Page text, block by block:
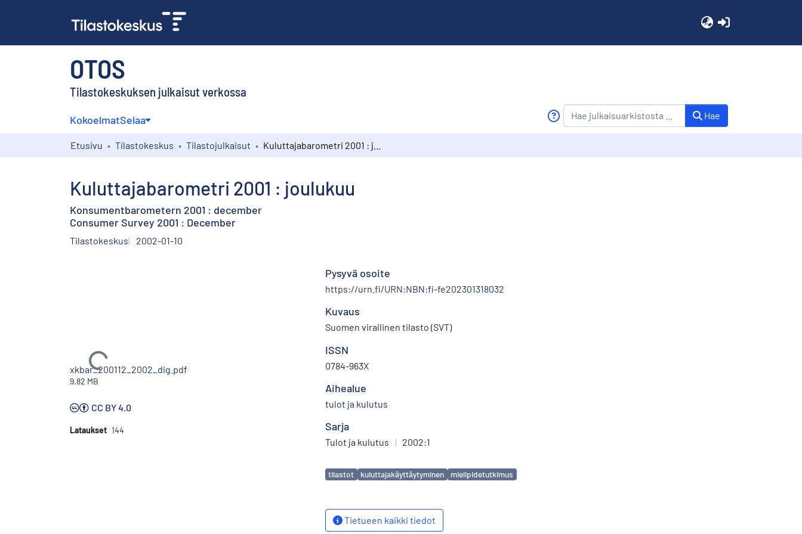
OTOS
Tilastokeskuksen julkaisut verkossa
KokoelmatSelaa Hae
Etusivu Tilastokeskus Tilastojulkaisut
Kuluttajabarometri 2001 : joulukuu
Konsumentbarometern 2001 : december
Consumer Survey 2001 : December
Tilastokeskus 2002-01-10
Ladataan...
xkbar_200112_2002_dig.pdf
9.82 MB
CC BY 4.0
Lataukset 144
Pysyvä osoite
https://urn.fi/URN:NBN:fi-fe202301318032
Kuvaus
Suomen virallinen tilasto (SVT)
ISSN
0784-963X
Aihealue
tulot ja kulutus
Sarja
Tulot ja kulutus | 2002:1
Avainsanat
tilastot kuluttajakäyttäytyminen mielipidetutkimus
Tietueen kaikki tiedot